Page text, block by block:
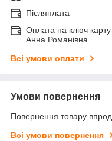
Післяплата
Оплата на ключ
Анна Романівна
Всі умови оплати
Умови повернення
Повернення товару
Всі умови повернення